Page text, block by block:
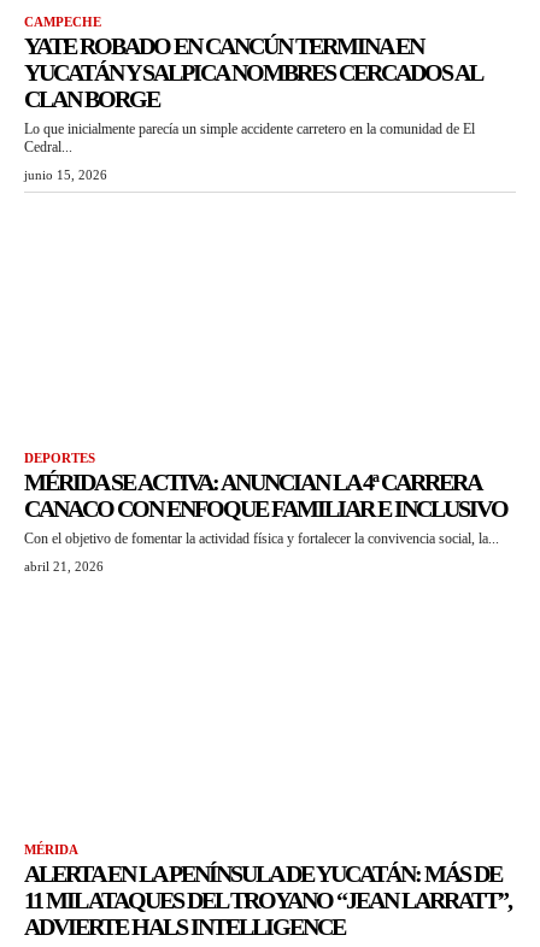
CAMPECHE
YATE ROBADO EN CANCÚN TERMINA EN
YUCATÁN Y SALPICA NOMBRES CERCADOS AL
CLAN BORGE
Lo que inicialmente parecía un simple accidente carretero en la comunidad de El
Cedral...
junio 15, 2026
DEPORTES
MÉRIDA SE ACTIVA: ANUNCIAN LA 4ª CARRERA
CANACO CON ENFOQUE FAMILIAR E INCLUSIVO
Con el objetivo de fomentar la actividad física y fortalecer la convivencia social, la...
abril 21, 2026
MÉRIDA
ALERTA EN LA PENÍNSULA DE YUCATÁN: MÁS DE
11 MIL ATAQUES DEL TROYANO “JEAN LARRATT”,
ADVIERTE HALS INTELLIGENCE